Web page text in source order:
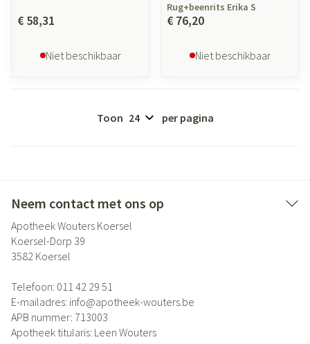
€ 58,31
Niet beschikbaar
Rug+beenrits Erika S
€ 76,20
Niet beschikbaar
Toon per pagina
Neem contact met ons op
Apotheek Wouters Koersel
Koersel-Dorp 39
3582 Koersel
Telefoon: 011 42 29 51
E-mailadres: info@apotheek-wouters.be
APB nummer: 713003
Apotheek titularis: Leen Wouters